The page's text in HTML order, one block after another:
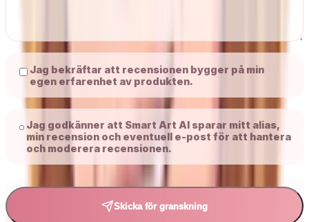
Jag bekräftar att recensionen bygger på min
egen erfarenhet av produkten.
Jag godkänner att Smart Art AI sparar mitt alias,
min recension och eventuell e-post för att hantera
och moderera recensionen.
Skicka för granskning